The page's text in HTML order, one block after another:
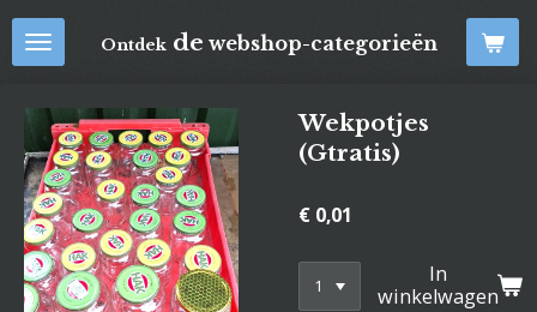
Ga
direct
hoofdinhoud
Ontdekde webshop-categorieën
Wekpotjes
(Gtratis)
€ 0,01
In
winkelwagen